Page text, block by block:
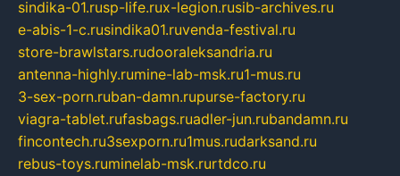
sindika-01.rusp-life.rux-legion.rusib-archives.ru
e-abis-1-c.rusindika01.ruvenda-festival.ru
store-brawlstars.rudooraleksandria.ru
antenna-highly.rumine-lab-msk.ru1-mus.ru
3-sex-porn.ruban-damn.rupurse-factory.ru
viagra-tablet.rufasbags.ruadler-jun.rubandamn.ru
fincontech.ru3sexporn.ru1mus.rudarksand.ru
rebus-toys.ruminelab-msk.rurtdco.ru